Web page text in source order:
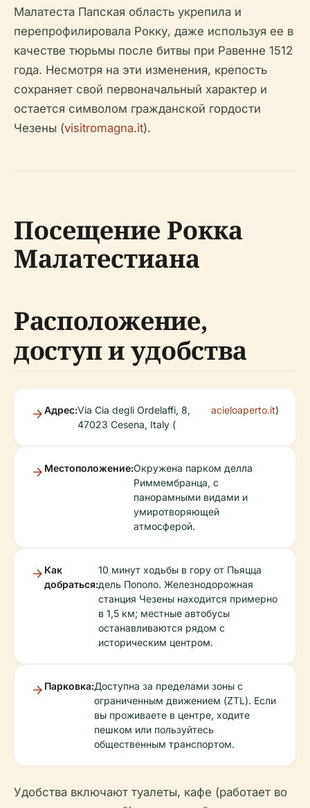
Малатеста Папская область укрепила и
перепрофилировала Рокку, даже используя ее в
качестве тюрьмы после битвы при Равенне 1512
года. Несмотря на эти изменения, крепость
сохраняет свой первоначальный характер и
остается символом гражданской гордости
Чезены (visitromagna.it).
Посещение Рокка
Малатестиана
Расположение,
доступ и удобства
Адрес:Via Cia degli Ordelaffi, 8,
47023 Cesena, Italy (
acieloaperto.it)
Местоположение:Окружена парком делла
Риммембранца, с
панорамными видами и
умиротворяющей
атмосферой.
Как
добраться:
10 минут ходьбы в гору от Пьяцца
дель Пополо. Железнодорожная
станция Чезены находится примерно
в 1,5 км; местные автобусы
останавливаются рядом с
историческим центром.
Парковка:Доступна за пределами зоны с
ограниченным движением (ZTL). Если
вы проживаете в центре, ходите
пешком или пользуйтесь
общественным транспортом.
Удобства включают туалеты, кафе (работает во